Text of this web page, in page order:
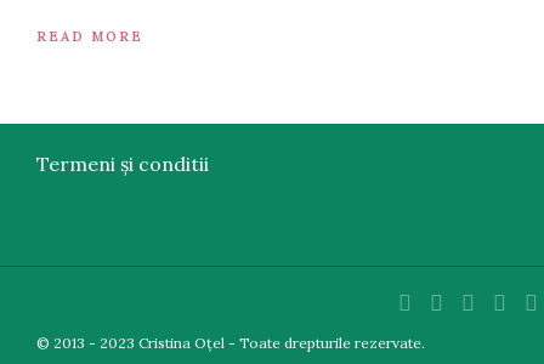
READ MORE
Termeni și conditii
© 2013 - 2023 Cristina Oțel - Toate drepturile rezervate.